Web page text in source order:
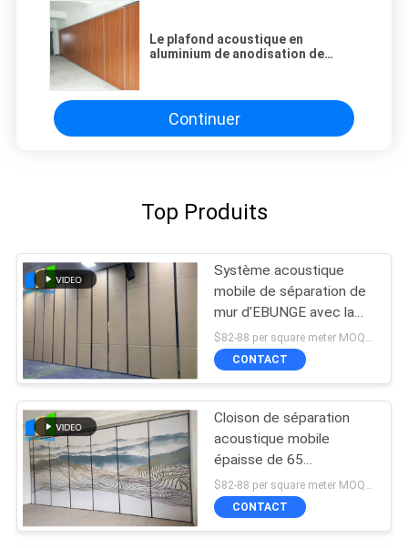
Le plafond acoustique en
aluminium de anodisation de
couleur adaptée aux besoins du
client debout libre
Continuer
Top Produits
Système acoustique
mobile de séparation de
mur d'EBUNGE avec la
surface 4.6M Height de
tissu
$82-88 per square meter MOQ:NON MOQ, accueil de petite quantité
CONTACT
Cloison de séparation
acoustique mobile
épaisse de 65
millimètres aucune voie
de plancher
$82-88 per square meter MOQ:NON MOQ, accueil de petite quantité
CONTACT